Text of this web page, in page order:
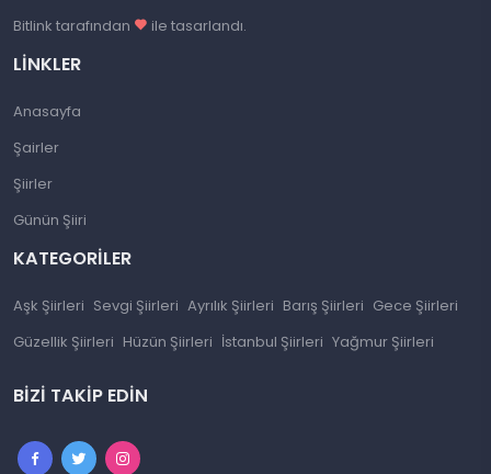
Bitlink tarafından
ile tasarlandı.
LINKLER
Anasayfa
Şairler
Şiirler
Günün Şiiri
KATEGORILER
Aşk Şiirleri Sevgi Şiirleri Ayrılık Şiirleri Barış Şiirleri Gece Şiirleri
Güzellik Şiirleri Hüzün Şiirleri İstanbul Şiirleri Yağmur Şiirleri
BIZI TAKIP EDIN